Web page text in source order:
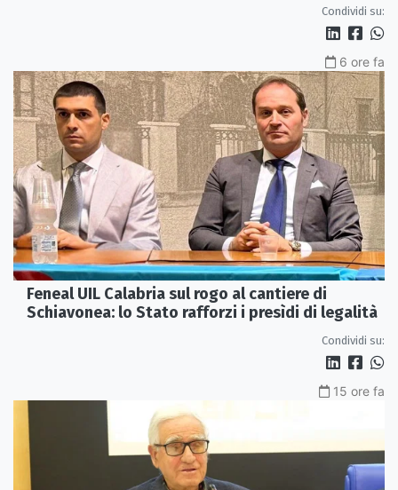
Condividi su:
6 ore fa
Feneal UIL Calabria sul rogo al cantiere di
Schiavonea: lo Stato rafforzi i presìdi di legalità
Condividi su:
15 ore fa